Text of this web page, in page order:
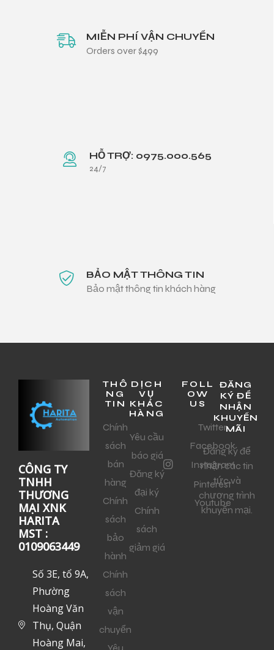
MIỄN PHÍ VẬN CHUYỂN
Orders over $499
HỖ TRỢ: 0975.000.565
24/7
BẢO MẬT THÔNG TIN
Bảo mật thông tin khách hàng
CÔNG TY
TNHH
THƯƠNG
MẠI XNK
HARITA
MST :
0109063449
Số 3E, tổ 9A,
Phường
Hoàng Văn
Thụ, Quận
Hoàng Mai,
THÔ
NG
TIN
Chính
sách
bán
hàng
Chính
sách
bảo
hành
Chính
sách
vận
chuyển
DỊCH
VỤ
KHÁC
HÀNG
Yêu cầu
báo giá
Đăng ký
đại ký
Chính
sách
giảm giá
FOLL
OW
US
Twitter
Facebook
Instagram
Pinterest
Youtube
ĐĂNG
KÝ ĐỂ
NHẬN
KHUYẾN
MÃI
Đăng ký để
nhận các tin
tức và
chương trình
khuyến mại.